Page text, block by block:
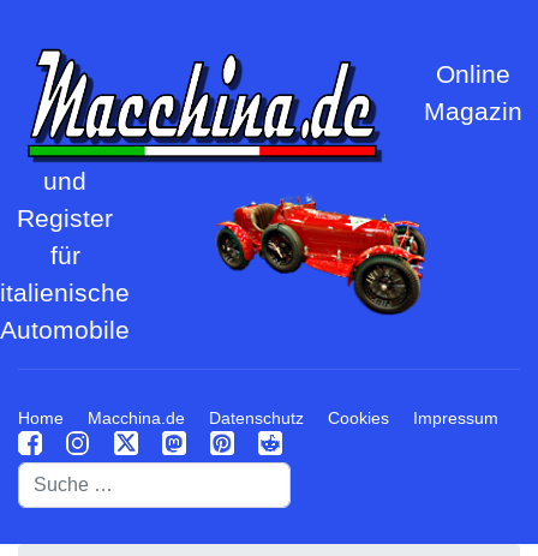
Online
Magazin
und
Register
für
italienische
Automobile
Home Macchina.de Datenschutz Cookies Impressum
Suchen